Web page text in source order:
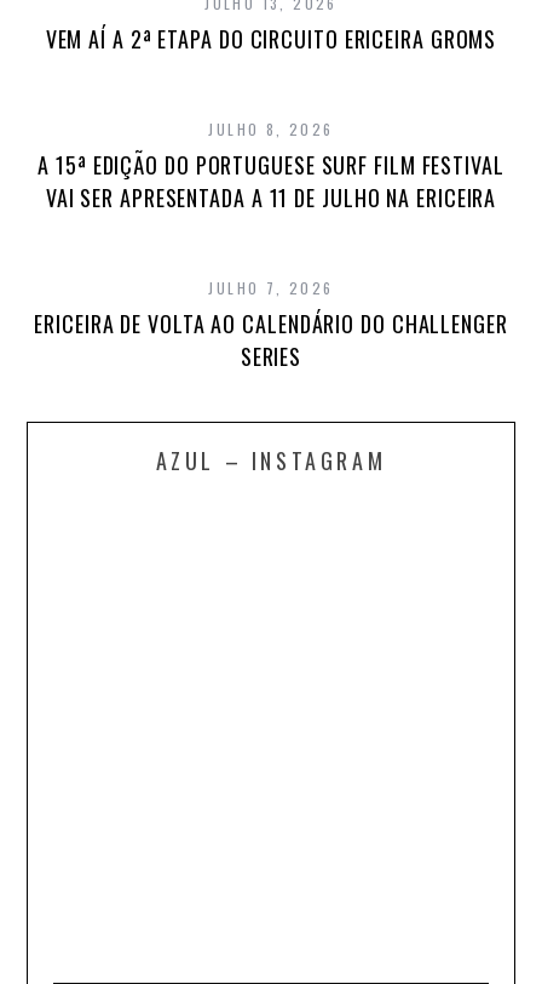
VEM AÍ A 2ª ETAPA DO CIRCUITO ERICEIRA GROMS
JULHO 8, 2026
A 15ª EDIÇÃO DO PORTUGUESE SURF FILM FESTIVAL
VAI SER APRESENTADA A 11 DE JULHO NA ERICEIRA
JULHO 7, 2026
ERICEIRA DE VOLTA AO CALENDÁRIO DO CHALLENGER
SERIES
AZUL – INSTAGRAM